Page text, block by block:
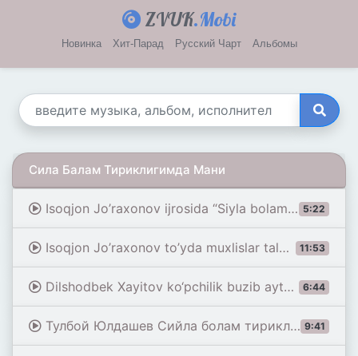
ZVUK.Mobi
Новинка Хит-Парад Русский Чарт Альбомы
Сила Балам Тириклигимда Мани
5:22
Isoqjon Jo’raxonov ijrosida “Siyla bolam tirikligimda mani” jonli efirdan siz aziz muxlislar uchun.
11:53
Isoqjon Jo’raxonov to’yda muxlislar talablariga “Siyla bolam”qo’shig’ini birinchi bor ijro etdilar.
6:44
Dilshodbek Xayitov ko‘pchilik buzib aytganligi sabab otajon siyla bolam ashulamizni orginal zapisi
9:41
Тулбой Юлдашев Сийла болам тириклигимда мани Насихат